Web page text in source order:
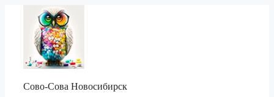
содержимому
Сово-Сова Новосибирск